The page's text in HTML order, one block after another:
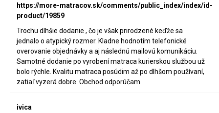
https://more-matracov.sk/comments/public_index/index/id-
product/19859
Trochu dlhšie dodanie , čo je však prirodzené keďže sa
jednalo o atypický rozmer. Kladne hodnotím telefonické
overovanie objednávky a aj následnú mailovú komunikáciu.
Samotné dodanie po vyrobení matraca kurierskou službou už
bolo rýchle. Kvalitu matraca posúdim až po dlhšom používaní,
zatiaľ vyzerá dobre. Obchod odporúčam.
ivica